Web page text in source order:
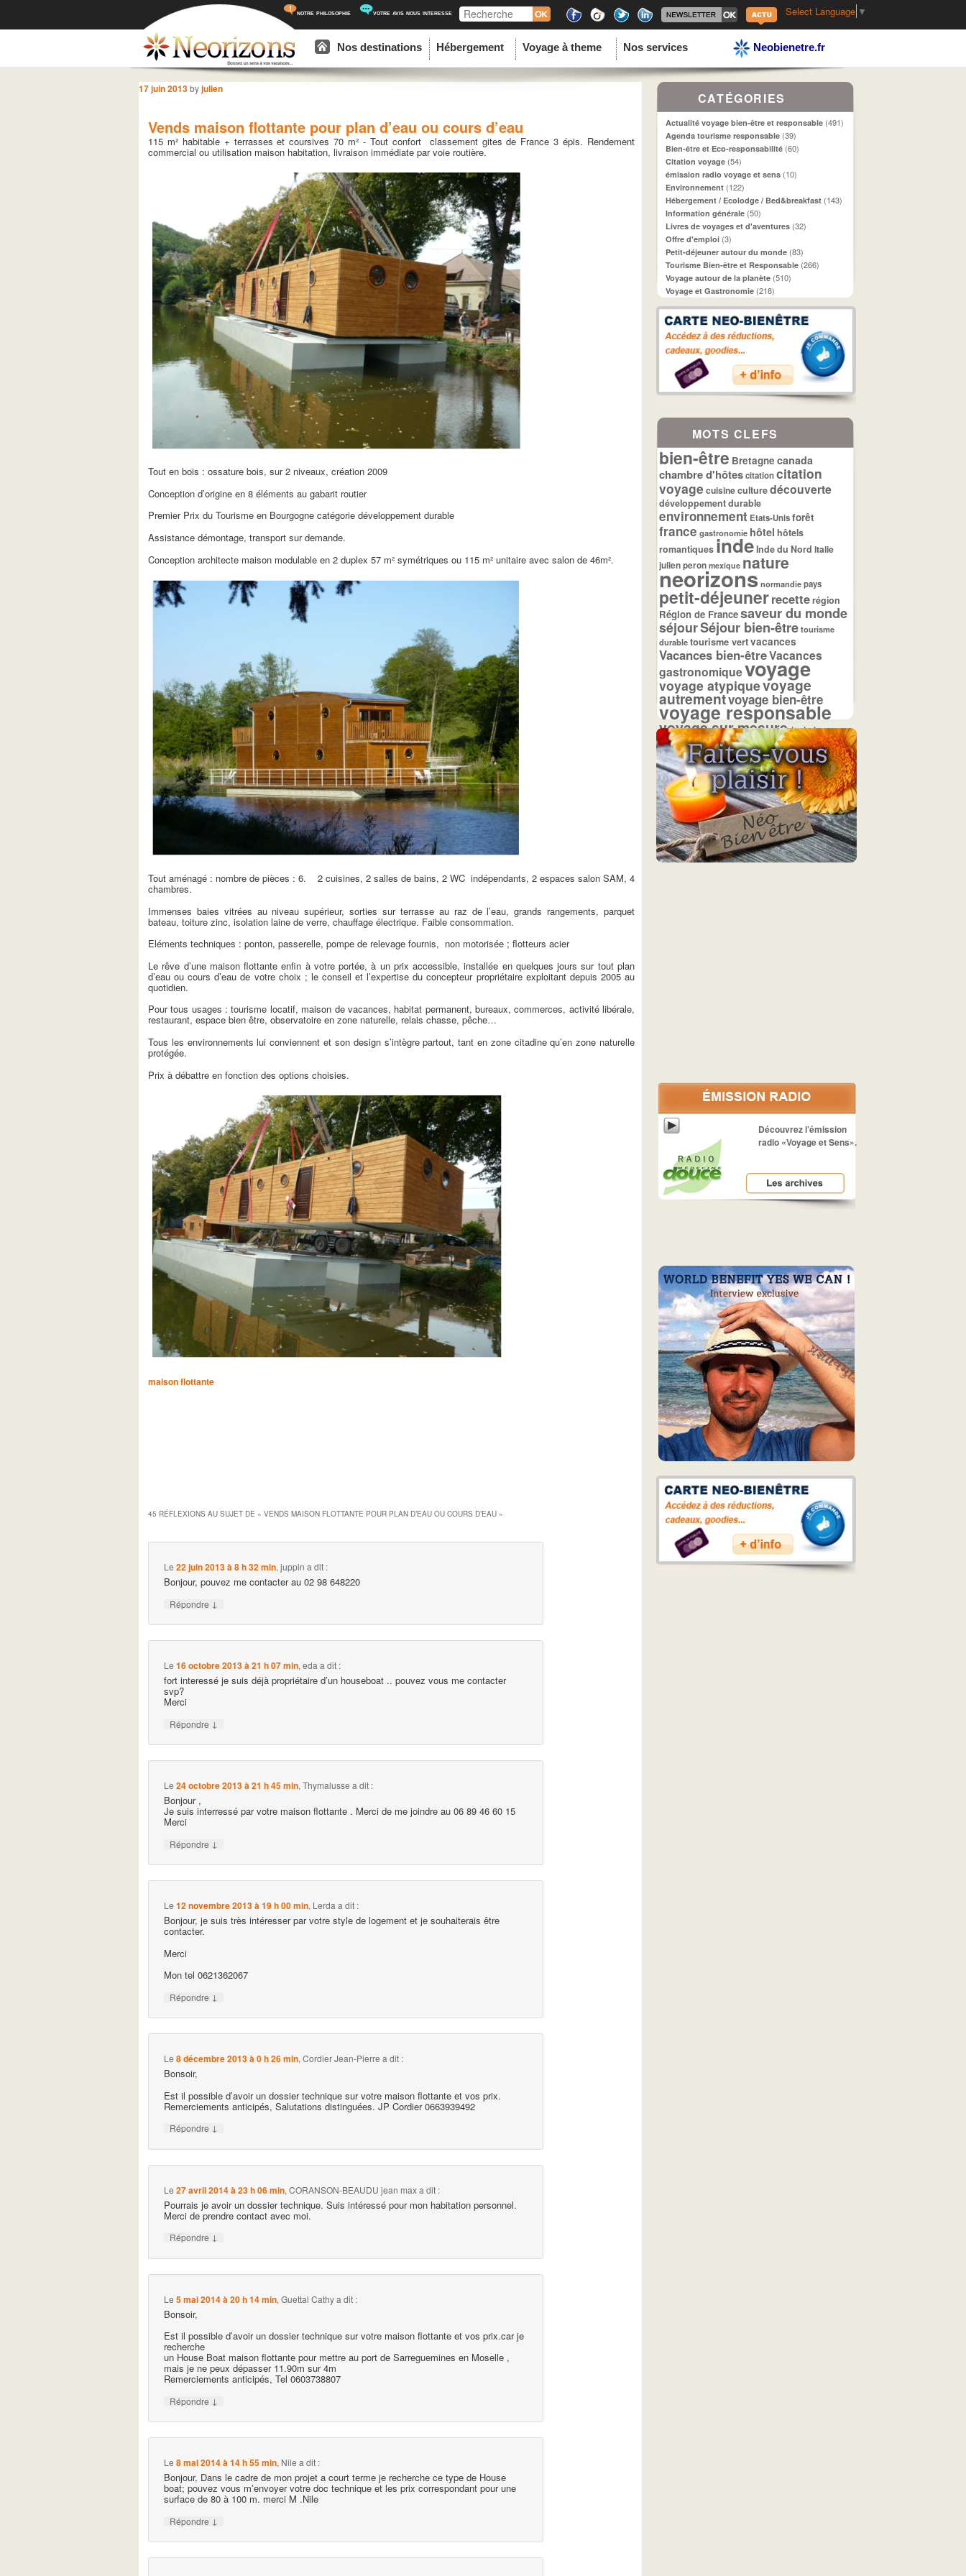
notre philosophie votre avis nous interesse Recherche Select Language ▼
Aller au contenu principal
Aller au contenu secondaire
Nos destinations Hébergement Voyage à theme Nos services Neobienetre.fr
Navigation des articles
Vends maison flottante pour plan d’eau ou cours d’eau
17 juin 2013byjulien
115 m² habitable + terrasses et coursives 70 m² - Tout confort classement gites de France 3 épis. Rendement
commercial ou utilisation maison habitation, livraison immédiate par voie routière.
Tout en bois : ossature bois, sur 2 niveaux, création 2009
Conception d’origine en 8 éléments au gabarit routier
Premier Prix du Tourisme en Bourgogne catégorie développement durable
Assistance démontage, transport sur demande.
Conception architecte maison modulable en 2 duplex 57 m² symétriques ou 115 m² unitaire avec salon de 46m².
Tout aménagé : nombre de pièces : 6. 2 cuisines, 2 salles de bains, 2 WC indépendants, 2 espaces salon SAM, 4
chambres.
Immenses baies vitrées au niveau supérieur, sorties sur terrasse au raz de l’eau, grands rangements, parquet
bateau, toiture zinc, isolation laine de verre, chauffage électrique. Faible consommation.
Eléments techniques : ponton, passerelle, pompe de relevage fournis, non motorisée ; flotteurs acier
Le rêve d’une maison flottante enfin à votre portée, à un prix accessible, installée en quelques jours sur tout plan
d’eau ou cours d’eau de votre choix ; le conseil et l’expertise du concepteur propriétaire exploitant depuis 2005 au
quotidien.
Pour tous usages : tourisme locatif, maison de vacances, habitat permanent, bureaux, commerces, activité libérale,
restaurant, espace bien être, observatoire en zone naturelle, relais chasse, pêche…
Tous les environnements lui conviennent et son design s’intègre partout, tant en zone citadine qu’en zone naturelle
protégée.
Prix à débattre en fonction des options choisies.
maison flottante
45 RÉFLEXIONS AU SUJET DE « VENDS MAISON FLOTTANTE POUR PLAN D’EAU OU COURS D’EAU »
Le22 juin 2013 à 8 h 32 min,juppin a dit :
Bonjour, pouvez me contacter au 02 98 648220
Répondre ↓
Le16 octobre 2013 à 21 h 07 min,eda a dit :
fort interessé je suis déjà propriétaire d’un houseboat .. pouvez vous me contacter
svp?
Merci
Répondre ↓
Le24 octobre 2013 à 21 h 45 min,Thymalusse a dit :
Bonjour ,
Je suis interressé par votre maison flottante . Merci de me joindre au 06 89 46 60 15
Merci
Répondre ↓
Le12 novembre 2013 à 19 h 00 min, Lerda a dit :
Bonjour, je suis très intéresser par votre style de logement et je souhaiterais être
contacter.
Merci
Mon tel 0621362067
Répondre ↓
Le8 décembre 2013 à 0 h 26 min,Cordier Jean-Pierre a dit :
Bonsoir,
Est il possible d’avoir un dossier technique sur votre maison flottante et vos prix.
Remerciements anticipés, Salutations distinguées. JP Cordier 0663939492
Répondre ↓
Le27 avril 2014 à 23 h 06 min,CORANSON-BEAUDU jean maxa dit :
Pourrais je avoir un dossier technique. Suis intéressé pour mon habitation personnel.
Merci de prendre contact avec moi.
Répondre ↓
Le5 mai 2014 à 20 h 14 min,Guettal Cathya dit :
Bonsoir,
Est il possible d’avoir un dossier technique sur votre maison flottante et vos prix.car je
recherche
un House Boat maison flottante pour mettre au port de Sarreguemines en Moselle ,
mais je ne peux dépasser 11.90m sur 4m
Remerciements anticipés, Tel 0603738807
Répondre ↓
Le8 mai 2014 à 14 h 55 min, Nile a dit :
Bonjour, Dans le cadre de mon projet a court terme je recherche ce type de House
boat; pouvez vous m’envoyer votre doc technique et les prix correspondant pour une
surface de 80 à 100 m. merci M .Nile
Répondre ↓
CATÉGORIES
Actualité voyage bien-être et responsable(491)
Agenda tourisme responsable(39)
Bien-être et Eco-responsabilité(60)
Citation voyage(54)
émission radio voyage et sens(10)
Environnement(122)
Hébergement / Ecolodge / Bed&breakfast(143)
Information générale(50)
Livres de voyages et d'aventures(32)
Offre d'emploi(3)
Petit-déjeuner autour du monde(83)
Tourisme Bien-être et Responsable(266)
Voyage autour de la planète(510)
Voyage et Gastronomie(218)
MOTS CLEFS
bien-être Bretagne canada
chambre d'hôtescitationcitation
voyage cuisineculturedécouverte
développement durable
environnement Etats-Unisforêt
france gastronomie hôtel hôtels
romantiquesindeInde du Nord Italie
julien peron mexique nature
neorizons normandie pays
petit-déjeunerrecetterégion
Région de Francesaveur du monde
séjourSéjour bien-être tourisme
durable tourisme vertvacances
Vacances bien-êtreVacances
gastronomiquevoyage
voyage atypiquevoyage
autrementvoyage bien-être
voyage responsable
voyage sur mesureécolodge
Découvrez l’émission
radio «Voyage et Sens».